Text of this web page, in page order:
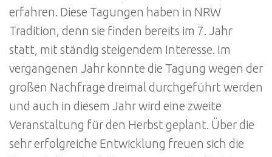
erfahren. Diese Tagungen haben in NRW
Tradition, denn sie finden bereits im 7. Jahr
statt, mit ständig steigendem Interesse. Im
vergangenen Jahr konnte die Tagung wegen der
großen Nachfrage dreimal durchgeführt werden
und auch in diesem Jahr wird eine zweite
Veranstaltung für den Herbst geplant. Über die
sehr erfolgreiche Entwicklung freuen sich die